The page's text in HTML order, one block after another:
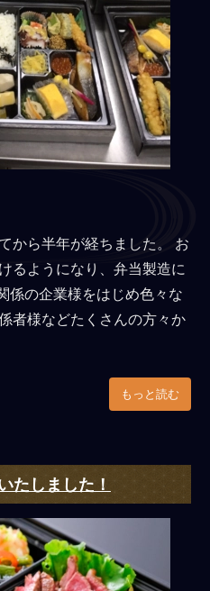
から半年が経ちました。 お
るようになり、弁当製造に
係の企業様をはじめ色々な
者様などたくさんの方々か
もっと読む
たしました！